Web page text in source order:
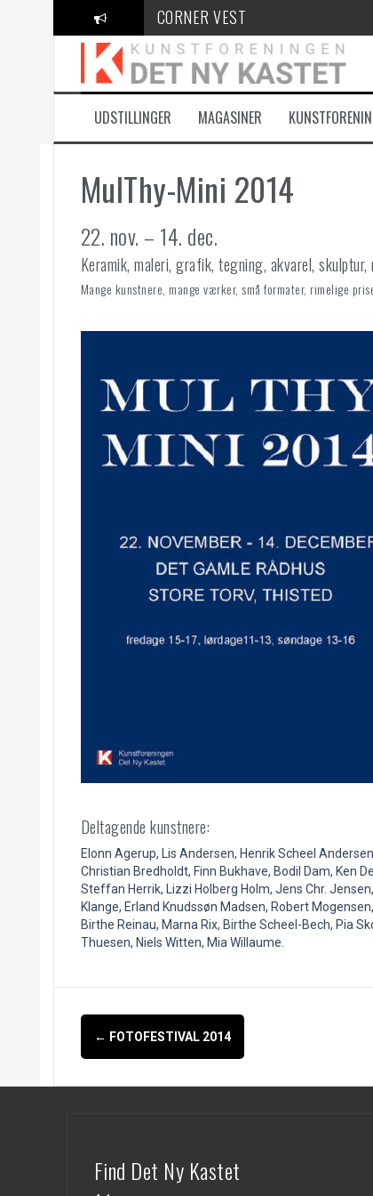
CORNER VEST
KANT Festival
100 Danske Keramikere
UDSTILLINGER MAGASINER
MulThy-Mini 2014
22. nov. – 14. dec.
Keramik, maleri, grafik, tegning, akvarel, skulptur,
Mange kunstnere, mange værker, små formater, rimelige
Deltagende kunstnere:
Elonn Agerup, Lis Andersen, Henrik Scheel
Christian Bredholdt, Finn Bukhave, Bodil Dam, Ken
Steffan Herrik, Lizzi Holberg Holm, Jens Chr.
Klange, Erland Knudssøn Madsen, Robert
Birthe Reinau, Marna Rix, Birthe Scheel-Bech, Pia
Thuesen, Niels Witten, Mia Willaume.
Indlægsnavigation
← FOTOFESTIVAL 2014
Find Det Ny Kastet